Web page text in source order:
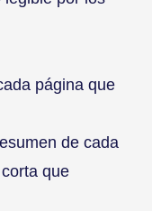
página que
de cada
que